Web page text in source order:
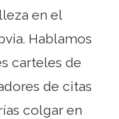
en el
Hablamos
carteles de
de citas
colgar en